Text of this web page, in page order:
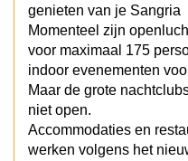
genieten van je Sangria
Momenteel zijn
voor maximaal 175
indoor evenementen
Maar de grote
niet open.
Accommodaties en
werken volgens het